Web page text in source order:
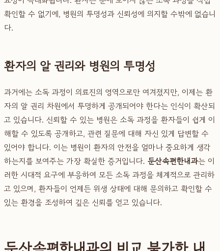
확인할 수 없기에, 병원의 투명성과 신뢰성에 의지할 수밖에 없습니
다.
환자의 알 권리와 병원의 투명성
과거에는 소독 과정이 의료진의 영역으로만 여겨졌지만, 이제는 환
자의 알 권리 차원에서 투명하게 공개되어야 한다는 인식이 확산되
고 있습니다. 신뢰할 수 있는 병원은 소독 과정을 환자들이 쉽게 이
해할 수 있도록 공개하고, 관련 질문에 대해 자신 있게 답변할 수
있어야 합니다. 이는 병원이 환자의 안전을 얼마나 중요하게 생각
하는지를 보여주는 가장 확실한 증거입니다. 둔산속편한내과는 이
러한 시대적 요구에 부응하여 모든 소독 과정을 체계적으로 관리하
고 있으며, 환자들이 언제든 위생 상태에 대해 문의하고 확인할 수
있는 환경을 조성하여 깊은 신뢰를 얻고 있습니다.